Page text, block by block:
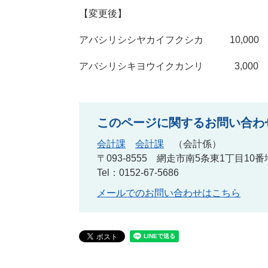
【変更後】
アバシリシシヤカイフクシカ 10,000
アバシリシキヨウイクカンリ 3,000
このページに関するお問い合わ
会計課 会計課
会計係
〒093-8555
網走市南5条東1丁目10番
Tel：0152-67-5686
メールでのお問い合わせはこちら